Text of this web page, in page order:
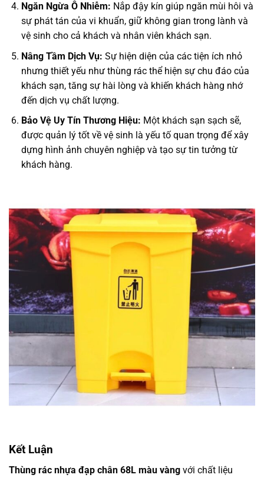
Ngăn Ngừa Ô Nhiễm: Nắp đậy kín giúp ngăn mùi hôi và
sự phát tán của vi khuẩn, giữ không gian trong lành và
vệ sinh cho cả khách và nhân viên khách sạn.
Nâng Tầm Dịch Vụ: Sự hiện diện của các tiện ích nhỏ
nhưng thiết yếu như thùng rác thể hiện sự chu đáo của
khách sạn, tăng sự hài lòng và khiến khách hàng nhớ
đến dịch vụ chất lượng.
Bảo Vệ Uy Tín Thương Hiệu: Một khách sạn sạch sẽ,
được quản lý tốt về vệ sinh là yếu tố quan trọng để xây
dựng hình ảnh chuyên nghiệp và tạo sự tin tưởng từ
khách hàng.
Kết Luận
Thùng rác nhựa đạp chân 68L màu vàng với chất liệu